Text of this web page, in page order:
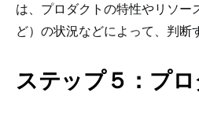
は、プロダクトの特性やリソー
ど）の状況などによって、判断
ステップ５：プ